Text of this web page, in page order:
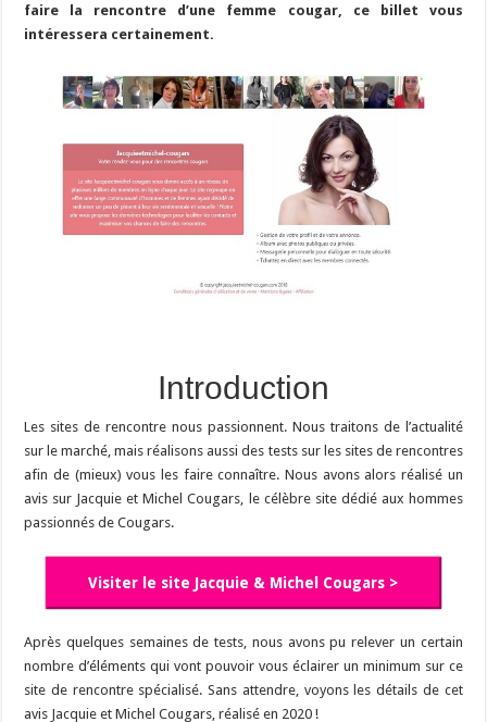
faire la rencontre d’une femme cougar, ce billet vous
intéressera certainement.
Introduction
Les sites de rencontre nous passionnent. Nous traitons de l’actualité
sur le marché, mais réalisons aussi des tests sur les sites de rencontres
afin de (mieux) vous les faire connaître. Nous avons alors réalisé un
avis sur Jacquie et Michel Cougars, le célèbre site dédié aux hommes
passionnés de Cougars.
Visiter le site Jacquie & Michel Cougars >
Après quelques semaines de tests, nous avons pu relever un certain
nombre d’éléments qui vont pouvoir vous éclairer un minimum sur ce
site de rencontre spécialisé. Sans attendre, voyons les détails de cet
avis Jacquie et Michel Cougars, réalisé en 2020 !